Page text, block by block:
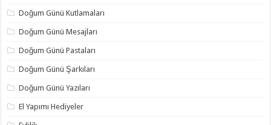
Doğum Günü Kutlamaları
Doğum Günü Mesajları
Doğum Günü Pastaları
Doğum Günü Şarkıları
Doğum Günü Yazıları
El Yapımı Hediyeler